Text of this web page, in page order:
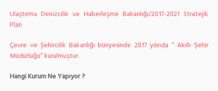
Ulaştırma Denizcilik ve Haberleşme Bakanlığı/2017-2021 Stratejik
Plan
Çevre ve Şehircilik Bakanlığı bünyesinde 2017 yılında ” Akıllı Şehir
Müdürlüğü” kurulmuştur.
Hangi Kurum Ne Yapıyor ?